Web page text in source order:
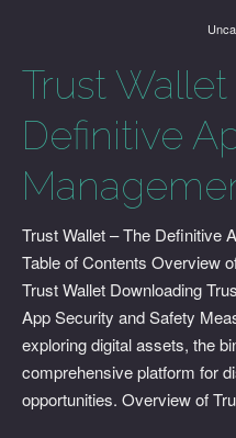
Trust
Definitive
Trust Wallet – The Definitive
Table of Contents Overview
Trust Wallet Downloading
App Security and Safety
exploring digital assets, the
comprehensive platform for
opportunities. Overview of